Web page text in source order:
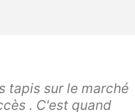
tapis sur le marché
. C'est quand